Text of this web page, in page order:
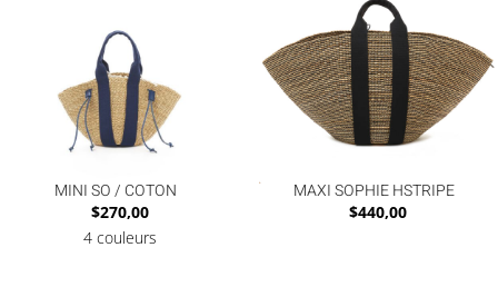
MINI SO / COTON
$270,00
4 couleurs
MAXI SOPHIE HSTRIPE
$440,00